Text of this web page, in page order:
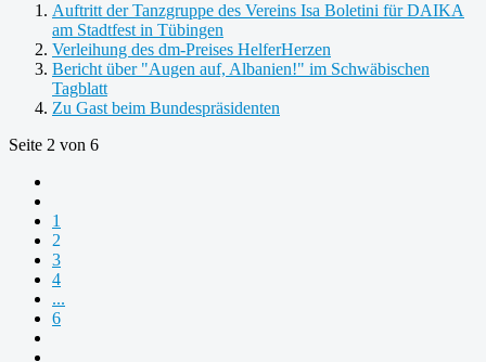
Auftritt der Tanzgruppe des Vereins Isa Boletini für DAIKA
am Stadtfest in Tübingen
Verleihung des dm-Preises HelferHerzen
Bericht über "Augen auf, Albanien!" im Schwäbischen
Tagblatt
Zu Gast beim Bundespräsidenten
Seite 2 von 6
1
2
3
4
...
6